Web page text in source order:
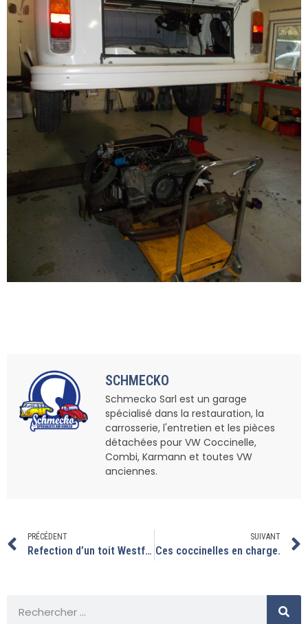
SCHMECKO
Schmecko Sarl est un garage
spécialisé dans la restauration, la
carrosserie, l'entretien et les pièces
détachées pour VW Coccinelle,
Combi, Karmann et toutes VW
anciennes.
PRÉCÉDENT
Refection d’un toit Westfalia
SUIVANT
Ces coccinelles en charge.